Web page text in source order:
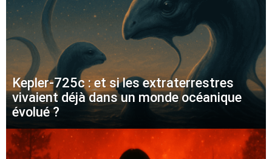
Kepler-725c : et si les extraterrestres
vivaient déjà dans un monde océanique
évolué ?